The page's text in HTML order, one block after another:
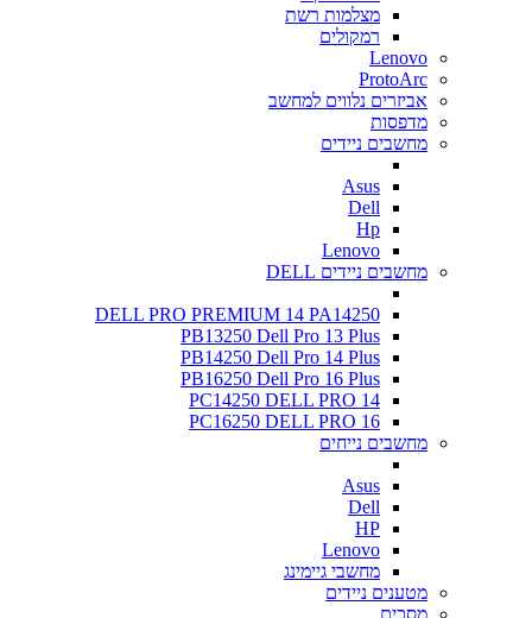
מצלמות רשת
רמקולים
Lenovo
ProtoArc
אביזרים נלווים למחשב
מדפסות
מחשבים ניידים
Asus
Dell
Hp
Lenovo
מחשבים ניידים DELL
DELL PRO PREMIUM 14 PA14250
PB13250 Dell Pro 13 Plus
PB14250 Dell Pro 14 Plus
PB16250 Dell Pro 16 Plus
PC14250 DELL PRO 14
PC16250 DELL PRO 16
מחשבים נייחים
Asus
Dell
HP
Lenovo
מחשבי גיימינג
מטענים ניידים
מסכים